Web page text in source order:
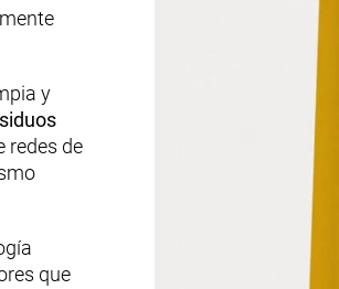
y
redes de
que